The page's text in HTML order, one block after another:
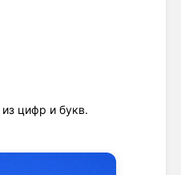
цифр и букв.